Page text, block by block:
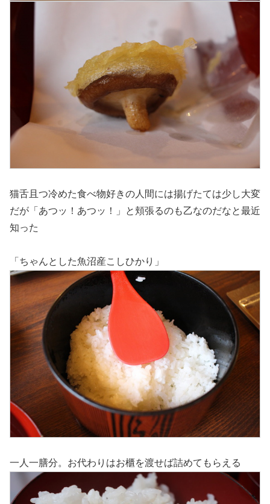
猫舌且つ冷めた食べ物好きの人間には揚げたては少し大変
だが「あつッ！あつッ！」と頬張るのも乙なのだなと最近
知った
「ちゃんとした魚沼産こしひかり」
一人一膳分。お代わりはお櫃を渡せば詰めてもらえる